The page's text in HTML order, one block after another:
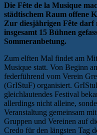
Die Fête de la Musique
städtischem Raum offene
Zur diesjährigen Fête darf
insgesamt 15 Bühnen
Sommeranbetung.
Zum elften Mal findet am
Musique statt. Von Beginn
federführend vom Verein
(GrIStuF) organisiert.
gleichlautendes Festival
allerdings nicht alleine,
Veranstaltung gemeinsam
Gruppen und Vereinen auf
Credo für den längsten Tag